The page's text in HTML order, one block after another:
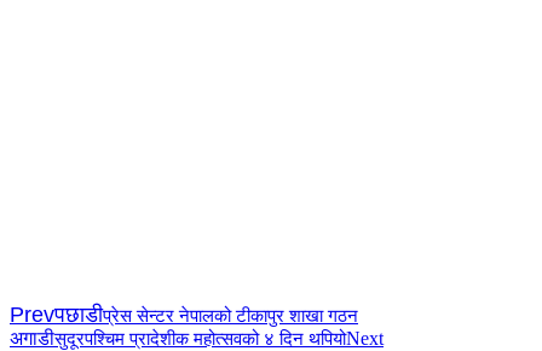
Prevपछाडीप्रेस सेन्टर नेपालको टीकापुर शाखा गठन
अगाडीसुदूरपश्चिम प्रादेशीक महोत्सवको ४ दिन थपियोNext